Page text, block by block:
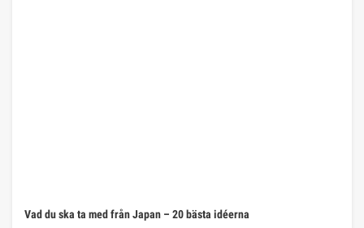
Vad du ska ta med från Japan – 20 bästa idéerna